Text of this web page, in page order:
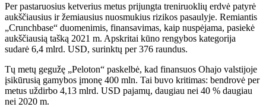
Per pastaruosius ketverius metus prijungta treniruoklių erdvė patyrė
aukščiausius ir žemiausius nuosmukius rizikos pasaulyje. Remiantis
„Crunchbase“ duomenimis, finansavimas, kaip nuspėjama, pasiekė
aukščiausią tašką 2021 m. Apskritai kūno rengybos kategorija
sudarė 6,4 mlrd. USD, surinktų per 376 raundus.
Tų metų gegužę „Peloton“ paskelbė, kad finansuos Ohajo valstijoje
įsikūrusią gamybos įmonę 400 mln. Tai buvo kritimas: bendrovė per
metus uždirbo 4,13 mlrd. USD pajamų, daugiau nei 40 % daugiau
nei 2020 m.